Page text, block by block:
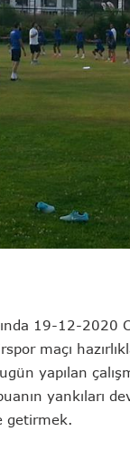
19-12-
maçı
yapılan
yankıları
getirmek.